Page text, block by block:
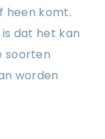
heen komt.
dat het kan
soorten
worden